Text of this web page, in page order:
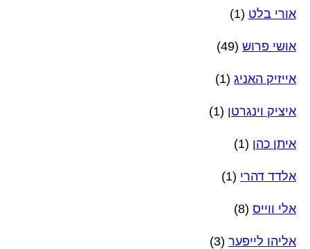
אורי בלט (1)
אושי פרוש (49)
אייזיק האניג (1)
איציק וינגרטן (1)
איתן כהן (1)
אלדד דהרי (1)
אלי ווייס (8)
אליהו לייפער (3)